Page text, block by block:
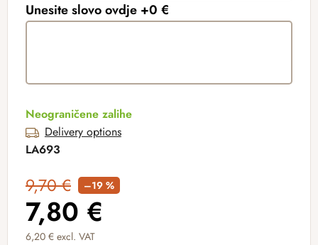
Unesite slovo ovdje +0 €
Neograničene zalihe
Delivery options
LA693
9,70 € –19 %
7,80 €
6,20 € excl. VAT